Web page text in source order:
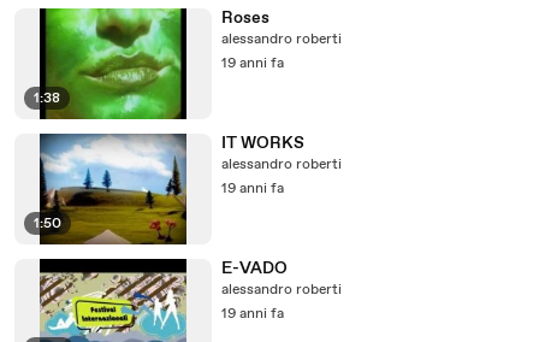
1:38
Roses
alessandro roberti
19 anni fa
1:50
IT WORKS
alessandro roberti
19 anni fa
E-VADO
alessandro roberti
19 anni fa